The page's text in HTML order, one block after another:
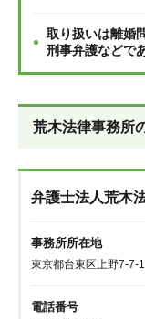
取り扱いは離婚
刑事弁護などで
荒木法律事務所
弁護士法人荒木
事務所所在地
東京都台東区上野7-7-
電話番号